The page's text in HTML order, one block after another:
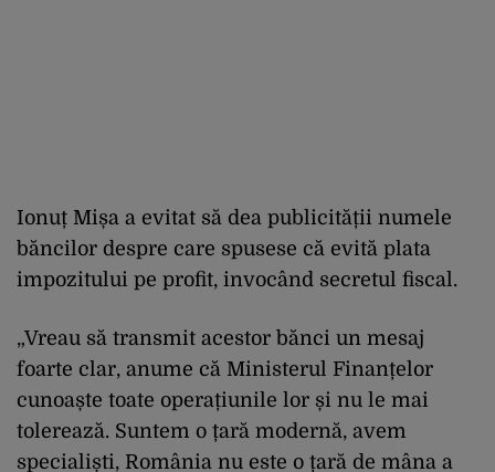
Ionuț Mișa a evitat să dea publicității numele
băncilor despre care spusese că evită plata
impozitului pe profit, invocând secretul fiscal.
„Vreau să transmit acestor bănci un mesaj
foarte clar, anume că Ministerul Finanțelor
cunoaște toate operațiunile lor și nu le mai
tolerează. Suntem o țară modernă, avem
specialiști, România nu este o țară de mâna a